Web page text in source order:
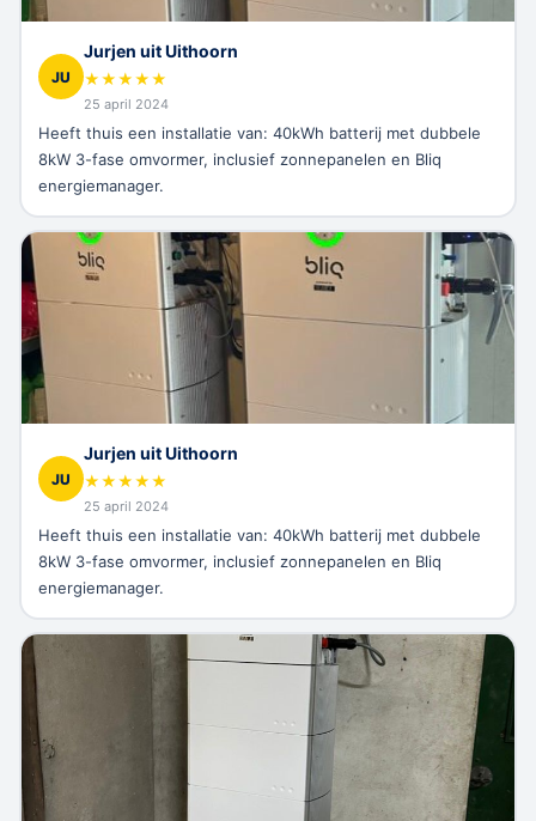
JU
Jurjen uit Uithoorn
★★★★★
25 april 2024
Heeft thuis een installatie van: 40kWh batterij met dubbele
8kW 3-fase omvormer, inclusief zonnepanelen en Bliq
energiemanager.
JU
Jurjen uit Uithoorn
★★★★★
25 april 2024
Heeft thuis een installatie van: 40kWh batterij met dubbele
8kW 3-fase omvormer, inclusief zonnepanelen en Bliq
energiemanager.